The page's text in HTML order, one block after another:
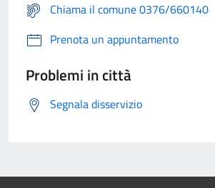
Chiama il comune 0376/660140
Prenota un appuntamento
Problemi in città
Segnala disservizio